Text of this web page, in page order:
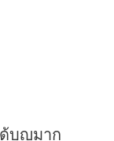
บุญมาก